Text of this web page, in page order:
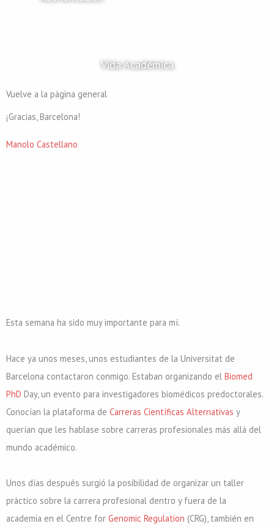
Vida Académica
Vuelve a la página general
¡Gracias, Barcelona!
Manolo Castellano
Esta semana ha sido muy importante para mí.
Hace ya unos meses, unos estudiantes de la Universitat de
Barcelona contactaron conmigo. Estaban organizando el Biomed
PhD Day, un evento para investigadores biomédicos predoctorales.
Conocían la plataforma de Carreras Científicas Alternativas y
querían que les hablase sobre carreras profesionales más allá del
mundo académico.
Unos días después surgió la posibilidad de organizar un taller
práctico sobre la carrera profesional dentro y fuera de la
academia en el Centre for Genomic Regulation (CRG), también en